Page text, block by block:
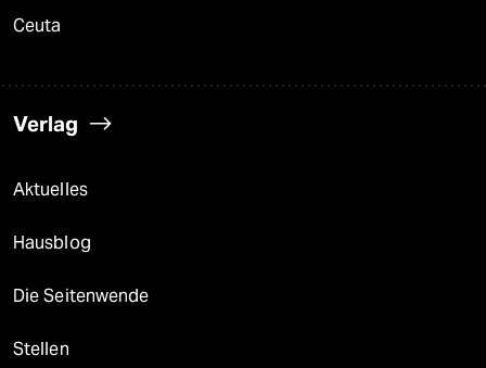
Ceuta
Verlag
Aktuelles
Hausblog
Die Seitenwende
Stellen